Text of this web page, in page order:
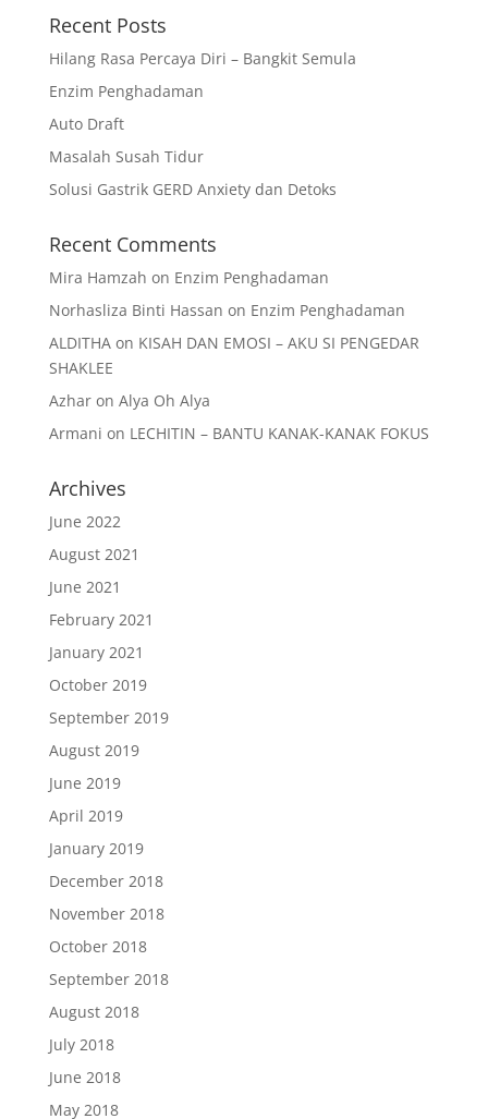
Recent Posts
Hilang Rasa Percaya Diri – Bangkit Semula
Enzim Penghadaman
Auto Draft
Masalah Susah Tidur
Solusi Gastrik GERD Anxiety dan Detoks
Recent Comments
Mira Hamzah on Enzim Penghadaman
Norhasliza Binti Hassan on Enzim Penghadaman
ALDITHAon KISAH DAN EMOSI – AKU SI PENGEDAR
SHAKLEE
Azharon Alya Oh Alya
Armani on LECHITIN – BANTU KANAK-KANAK FOKUS
Archives
June 2022
August 2021
June 2021
February 2021
January 2021
October 2019
September 2019
August 2019
June 2019
April 2019
January 2019
December 2018
November 2018
October 2018
September 2018
August 2018
July 2018
June 2018
May 2018